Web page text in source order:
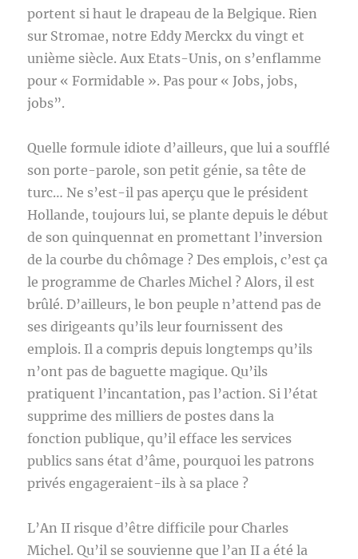
portent si haut le drapeau de la Belgique. Rien
sur Stromae, notre Eddy Merckx du vingt et
unième siècle. Aux Etats-Unis, on s’enflamme
pour « Formidable ». Pas pour « Jobs, jobs,
jobs”.
Quelle formule idiote d’ailleurs, que lui a soufflé
son porte-parole, son petit génie, sa tête de
turc… Ne s’est-il pas aperçu que le président
Hollande, toujours lui, se plante depuis le début
de son quinquennat en promettant l’inversion
de la courbe du chômage ? Des emplois, c’est ça
le programme de Charles Michel ? Alors, il est
brûlé. D’ailleurs, le bon peuple n’attend pas de
ses dirigeants qu’ils leur fournissent des
emplois. Il a compris depuis longtemps qu’ils
n’ont pas de baguette magique. Qu’ils
pratiquent l’incantation, pas l’action. Si l’état
supprime des milliers de postes dans la
fonction publique, qu’il efface les services
publics sans état d’âme, pourquoi les patrons
privés engageraient-ils à sa place ?
L’An II risque d’être difficile pour Charles
Michel. Qu’il se souvienne que l’an II a été la